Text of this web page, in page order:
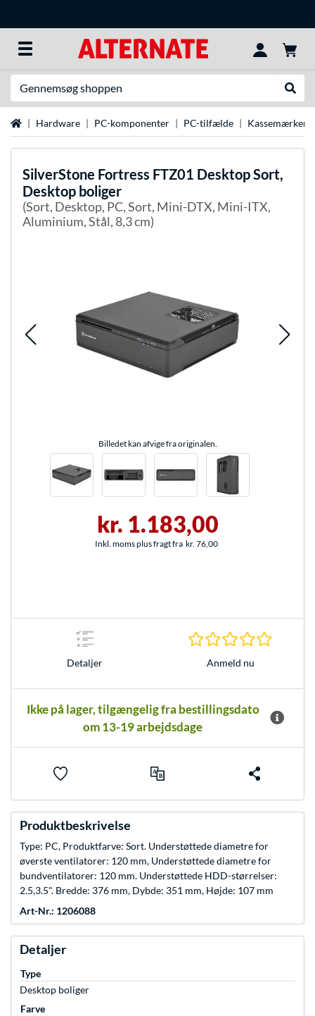
StartsideHardware PC-komponenter PC-tilfælde Kassemærker
SilverStone Fortress FTZ01 Desktop Sort,
Desktop boliger
(Sort, Desktop, PC, Sort, Mini-DTX, Mini-ITX,
Aluminium, Stål, 8,3 cm)
Billedet kan afvige fra originalen.
kr. 1.183,00
Inkl. moms plus fragt fra kr. 76,00
Detaljer Anmeld nu
Ikke på lager, tilgængelig fra bestillingsdato
om 13-19 arbejdsdage
Produktbeskrivelse
Type: PC, Produktfarve: Sort. Understøttede diametre for
øverste ventilatorer: 120 mm, Understøttede diametre for
bundventilatorer: 120 mm. Understøttede HDD-størrelser:
2.5,3.5". Bredde: 376 mm, Dybde: 351 mm, Højde: 107 mm
Art-Nr.: 1206088
Detaljer
Type
Desktop boliger
Farve